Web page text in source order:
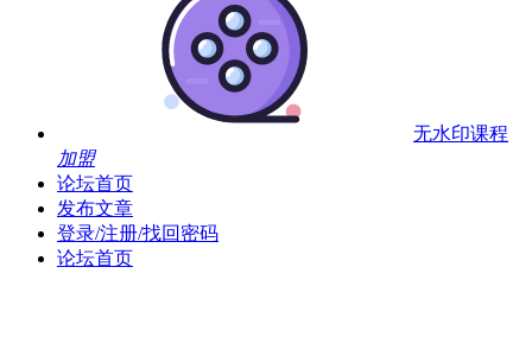
无水印课程
加盟
论坛首页
发布文章
登录/注册/找回密码
论坛首页